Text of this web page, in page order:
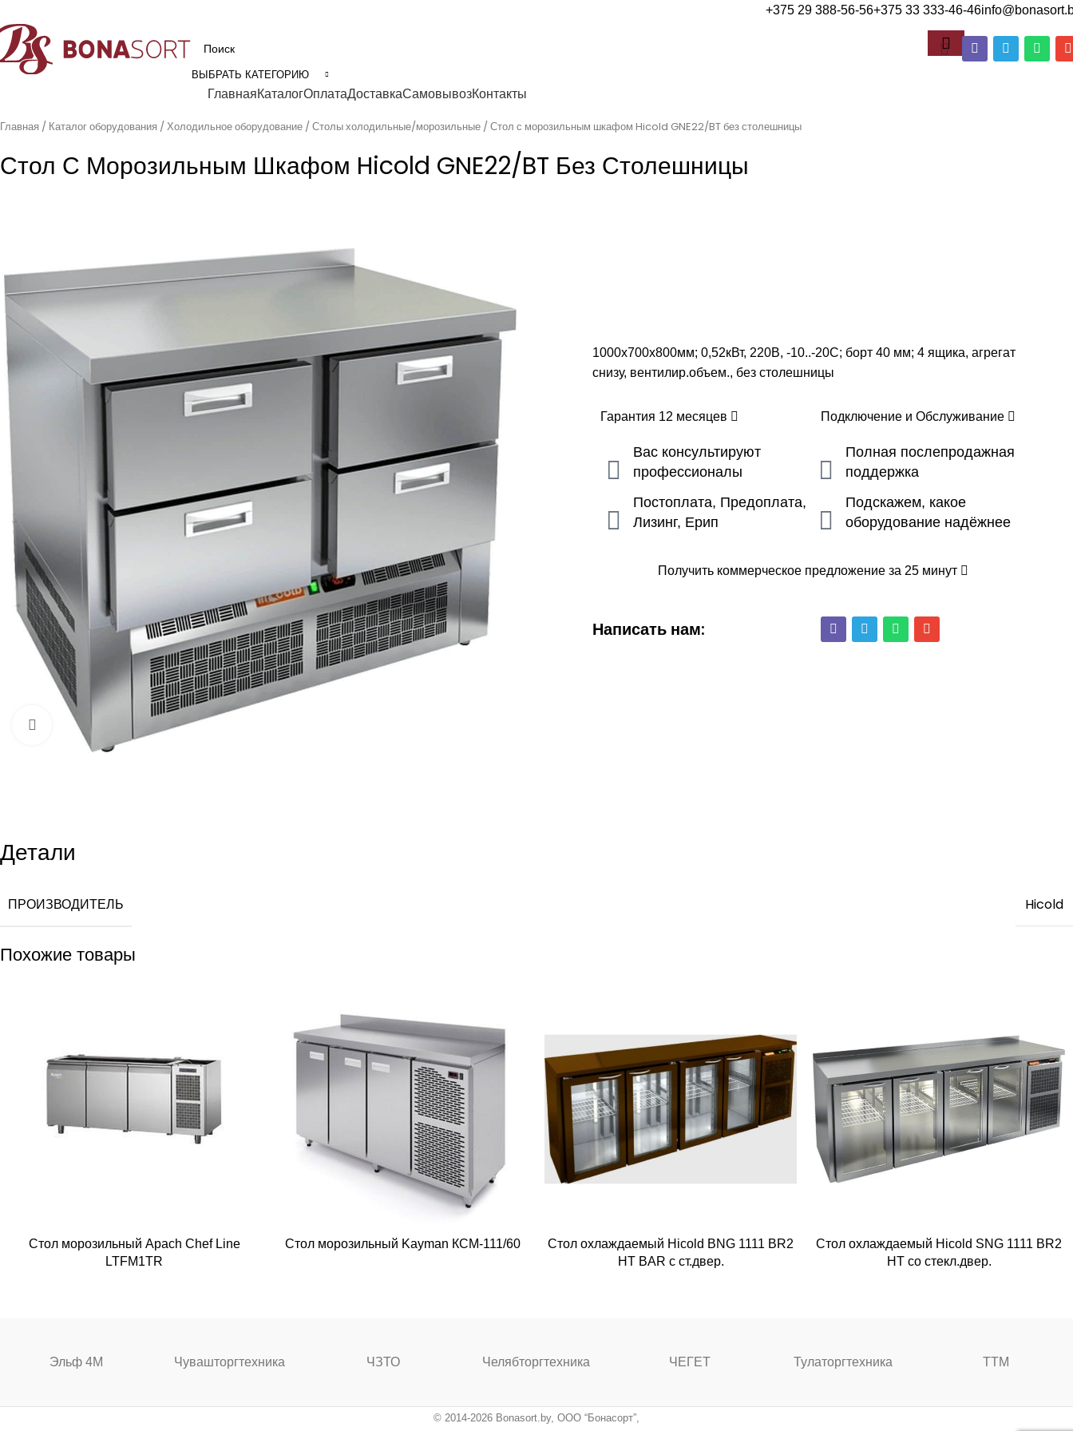
+375 29 388-56-56+375 33 333-46-46
ВЫБРАТЬ КАТЕГОРИЮ
ГлавнаяКаталогОплатаДоставкаСамовывозКонтакты
Главная Каталог оборудования Холодильное оборудование Столы холодильные/морозильные Стол с морозильным шкафом Hicold GNE22/BT без столешницы
Стол С Морозильным Шкафом Hicold GNE22/BT Без Столешницы
Увеличить
1000х700х800мм; 0,52кВт, 220В, -10..-20С; борт 40 мм; 4 ящика, агрегат
снизу, вентилир.объем., без столешницы
Гарантия 12 месяцев Подключение и Обслуживание
Вас консультируют
профессионалы
Постоплата, Предоплата,
Лизинг, Ерип
Полная послепродажная
поддержка
Подскажем, какое
оборудование надёжнее
Получить коммерческое предложение за 25 минут
Написать нам:
Детали
ПРОИЗВОДИТЕЛЬ Hicold
Похожие товары
Стол морозильный Apach Chef Line
LTFM1TR
Стол морозильный Kayman КСМ-111/60
Стол охлаждаемый Hicold BNG 1111 BR2
HT BAR с ст.двер.
Стол охлаждаемый Hicold SNG 1111 BR2
HT со стекл.двер.
Эльф 4М Чувашторгтехника ЧЗТО Челябторгтехника ЧЕГЕТ Тулаторгтехника ТТМ
© 2014-2026 Bonasort.by, ООО “Бонасорт”,